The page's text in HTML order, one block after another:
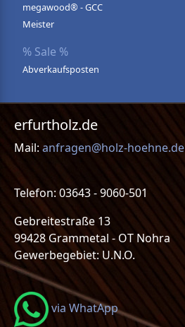
megawood® - GCC
Meister
% Sale %
Abverkaufsposten
erfurtholz.de
Mail: anfragen@holz-hoehne.de
Telefon: 03643 - 9060-501
Gebreitestraße 13
99428 Grammetal - OT Nohra
Gewerbegebiet: U.N.O.
via WhatApp